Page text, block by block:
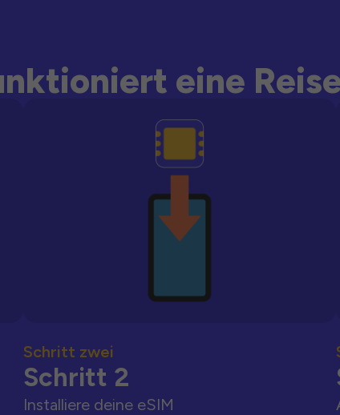
eine
Schritt zwei
Schritt 2
Installiere deine eSIM